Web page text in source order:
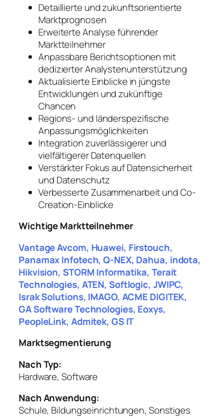
Detaillierte und zukunftsorientierte
Marktprognosen
Erweiterte Analyse führender
Marktteilnehmer
Anpassbare Berichtsoptionen mit
dedizierter Analystenunterstützung
Aktualisierte Einblicke in jüngste
Entwicklungen und zukünftige
Chancen
Regions- und länderspezifische
Anpassungsmöglichkeiten
Integration zuverlässigerer und
vielfältigerer Datenquellen
Verstärkter Fokus auf Datensicherheit
und Datenschutz
Verbesserte Zusammenarbeit und Co-
Creation-Einblicke
Wichtige Marktteilnehmer
Vantage Avcom, Huawei, Firstouch,
Panamax Infotech, Q-NEX, Dahua, indota,
Hikvision, STORM Informatika, Terait
Technologies, ATEN, Softlogic, JWIPC,
Israk Solutions, IMAGO, ACME DIGITEK,
GA Software Technologies, Eoxys,
PeopleLink, Admitek, GS IT
Marktsegmentierung
Nach Typ:
Hardware, Software
Nach Anwendung:
Schule, Bildungseinrichtungen, Sonstiges